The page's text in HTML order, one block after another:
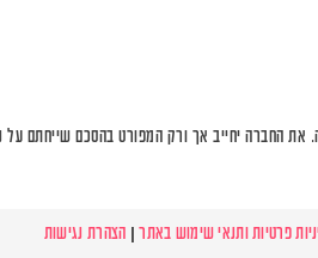
יחייב אך ורק המפורט בהסכם שייחתם על
פרטיות ותנאי שימוש באתר| הצהרת נגישות